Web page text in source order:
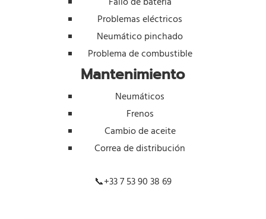
Problemas eléctricos
Neumático pinchado
Problema de combustible
Mantenimiento
Neumáticos
Frenos
Cambio de aceite
Correa de distribución
📞+33 7 53 90 38 69